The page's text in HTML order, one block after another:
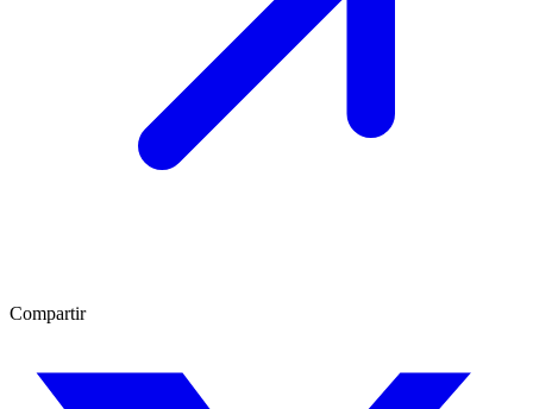
Compartir